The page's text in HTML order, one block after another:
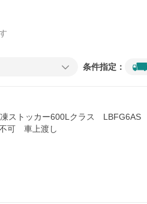
条件指定：
凍ストッカー600Lクラス LBFG6AS
可 車上渡し